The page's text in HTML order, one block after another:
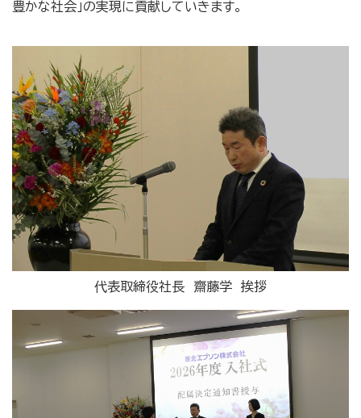
豊かな社会」の実現に貢献していきます。
代表取締役社長 齋藤学 挨拶